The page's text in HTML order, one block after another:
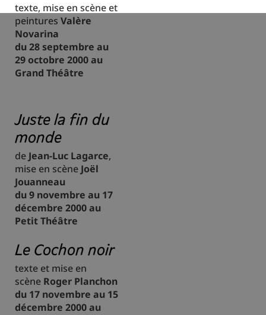
texte, mise en scène et
peintures Valère
Novarina
du 28 septembre au
29 octobre 2000 au
Grand Théâtre
Juste la fin du
monde
de Jean-Luc Lagarce,
mise en scène Joël
Jouanneau
du 9 novembre au 17
décembre 2000 au
Petit Théâtre
Le Cochon noir
texte et mise en
scène Roger Planchon
du 17 novembre au 15
décembre 2000 au